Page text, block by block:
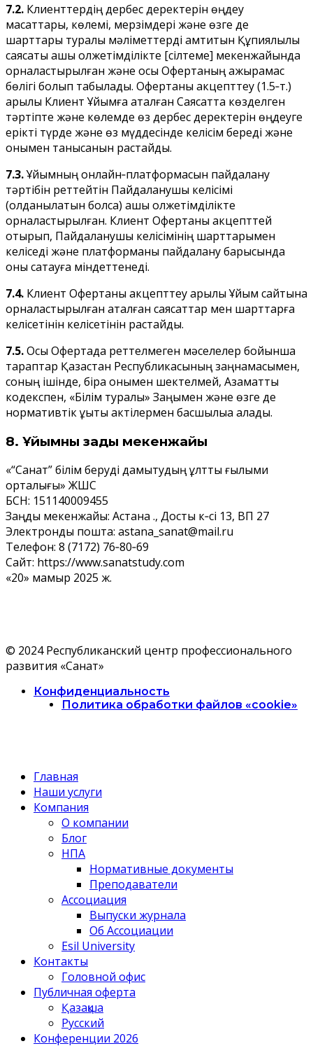
7.2. Клиенттердің дербес деректерін өңдеу
мақсаттары, көлемі, мерзімдері және өзге де
шарттары туралы мәліметтерді қамтитын Құпиялылық
саясаты ашық қолжетімділікте [сілтеме] мекенжайында
орналастырылған және осы Офертаның ажырамас
бөлігі болып табылады. Офертаны акцепттеу (1.5‑т.)
арқылы Клиент Ұйымға аталған Саясатта көзделген
тәртіпте және көлемде өз дербес деректерін өңдеуге
ерікті түрде және өз мүддесінде келісім береді және
онымен танысқанын растайды.
7.3.Ұйымның онлайн‑платформасын пайдалану
тәртібін реттейтін Пайдаланушы келісімі
(қолданылатын болса) ашық қолжетімділікте
орналастырылған. Клиент Офертаны акцепттей
отырып, Пайдаланушы келісімінің шарттарымен
келіседі және платформаны пайдалану барысында
оны сақтауға міндеттенеді.
7.4. Клиент Офертаны акцепттеу арқылы Ұйым сайтына
орналастырылған аталған саясаттар мен шарттарға
келісетінін келісетінін растайды.
7.5.Осы Офертада реттелмеген мәселелер бойынша
тараптар Қазақстан Республикасының заңнамасымен,
соның ішінде, бірақ онымен шектелмей, Азаматтық
кодекспен, «Білім туралы» Заңымен және өзге де
нормативтік құқықтық актілермен басшылыққа алады.
8. Ұйымның заңды мекенжайы
«“Санат” білім беруді дамытудың ұлттық ғылыми
орталығы» ЖШС
БСН: 151140009455
Заңды мекенжайы: Астана қ., Достық к‑сі 13, ВП 27
Электрондық пошта: astana_sanat@mail.ru
Телефон: 8 (7172) 76‑80‑69
Сайт: https://www.sanatstudy.com
«20» мамыр 2025 ж.
© 2024 Республиканский центр профессионального
развития «Санат»
Конфиденциальность
Политика обработки файлов «cookie»
Главная
Наши услуги
Компания
О компании
Блог
НПА
Нормативные документы
Преподаватели
Ассоциация
Выпуски журнала
Об Ассоциации
Esil University
Контакты
Головной офис
Публичная оферта
Қазақша
Русский
Конференции 2026